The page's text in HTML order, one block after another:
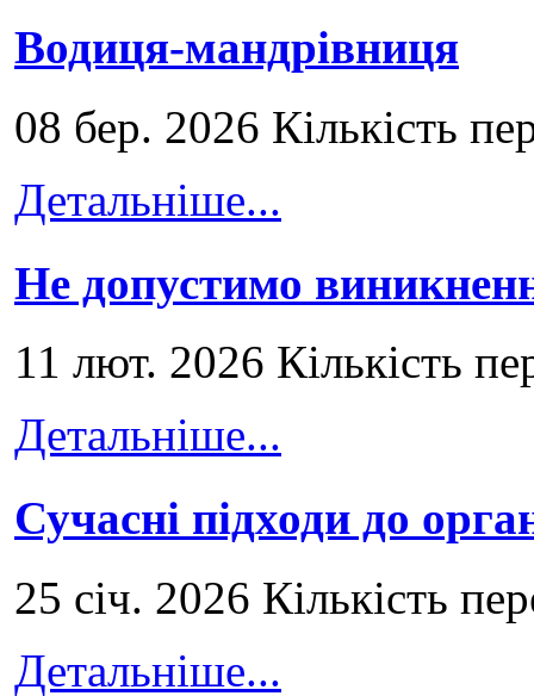
Водиця-мандрівниця
08 бер. 2026 Кількість
Детальніше...
Не допустимо
11 лют. 2026 Кількість
Детальніше...
Сучасні підходи до
25 січ. 2026 Кількість
Детальніше...